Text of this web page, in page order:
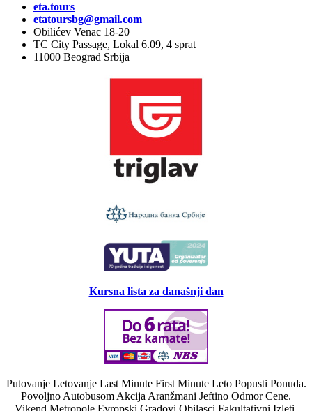
eta.tours
etatoursbg@gmail.com
Obilićev Venac 18-20
TC City Passage, Lokal 6.09, 4 sprat
11000 Beograd Srbija
Kursna lista za današnji dan
Putovanje Letovanje Last Minute First Minute Leto Popusti Ponuda.
Povoljno Autobusom Akcija Aranžmani Jeftino Odmor Cene.
Vikend Metropole Evropski Gradovi Obilasci Fakultativni Izleti.